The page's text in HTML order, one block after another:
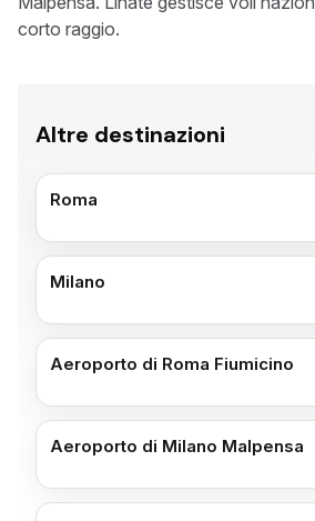
corto raggio.
Altre destinazioni
Roma
Milano
Aeroporto di Roma Fiumicino
Aeroporto di Milano Malpensa